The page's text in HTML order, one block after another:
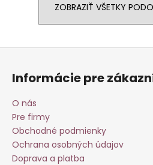
ZOBRAZIŤ VŠETKY
Z
Informácie pre
O nás
Pre firmy
Obchodné podmienky
Ochrana osobných údajov
Doprava a platba